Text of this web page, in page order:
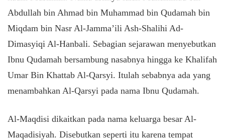
Abdullah bin Ahmad bin Muhammad bin Qudamah bin
Miqdam bin Nasr Al-Jamma’ili Ash-Shalihi Ad-
Dimasyiqi Al-Hanbali. Sebagian sejarawan menyebutkan
Ibnu Qudamah bersambung nasabnya hingga ke Khalifah
Umar Bin Khattab Al-Qarsyi. Itulah sebabnya ada yang
menambahkan Al-Qarsyi pada nama Ibnu Qudamah.
Al-Maqdisi dikaitkan pada nama keluarga besar Al-
Maqadisiyah. Disebutkan seperti itu karena tempat